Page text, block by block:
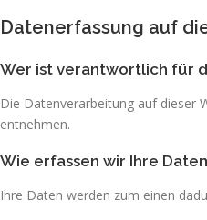
Datenerfassung auf
Wer ist verantwortlich für
Die Datenverarbeitung auf dieser
entnehmen.
Wie erfassen wir Ihre
Ihre Daten werden zum einen